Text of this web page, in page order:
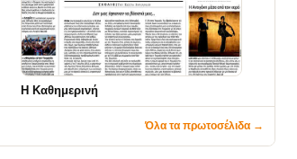
Η Καθημερινή
Όλα τα πρωτοσέλιδα →